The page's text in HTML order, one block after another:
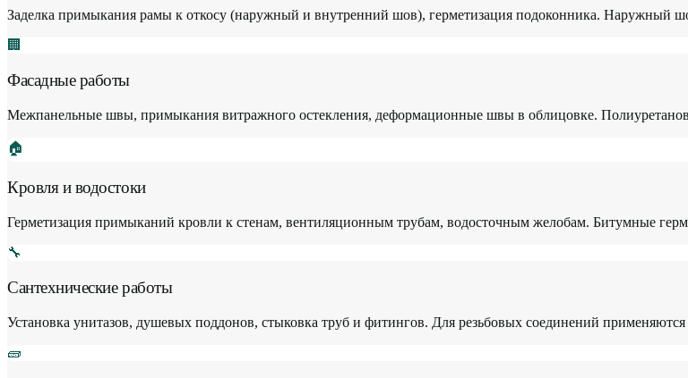
Заделка примыкания рамы к откосу (наружный и внутренний шов), герметизация подоконника. Наружный
🏢
Фасадные работы
Межпанельные швы, примыкания витражного остекления, деформационные швы в облицовке.
🏠
Кровля и водостоки
Герметизация примыканий кровли к стенам, вентиляционным трубам, водосточным желобам. Битумные
🔧
Сантехнические работы
Установка унитазов, душевых поддонов, стыковка труб и фитингов. Для резьбовых соединений
🧱